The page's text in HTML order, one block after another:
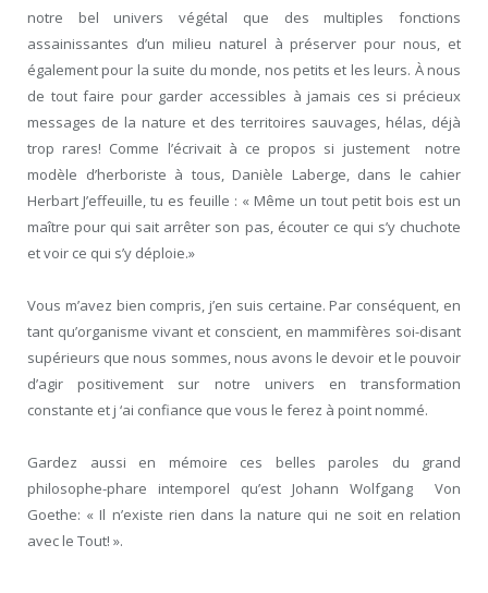
notre bel univers végétal que des multiples fonctions
assainissantes d’un milieu naturel à préserver pour nous, et
également pour la suite du monde, nos petits et les leurs. À nous
de tout faire pour garder accessibles à jamais ces si précieux
messages de la nature et des territoires sauvages, hélas, déjà
trop rares! Comme l’écrivait à ce propos si justement notre
modèle d’herboriste à tous, Danièle Laberge, dans le cahier
Herbart J’effeuille, tu es feuille : « Même un tout petit bois est un
maître pour qui sait arrêter son pas, écouter ce qui s’y chuchote
et voir ce qui s’y déploie.»
Vous m’avez bien compris, j’en suis certaine. Par conséquent, en
tant qu’organisme vivant et conscient, en mammifères soi-disant
supérieurs que nous sommes, nous avons le devoir et le pouvoir
d’agir positivement sur notre univers en transformation
constante et j ‘ai confiance que vous le ferez à point nommé.
Gardez aussi en mémoire ces belles paroles du grand
philosophe-phare intemporel qu’est Johann Wolfgang Von
Goethe: « Il n’existe rien dans la nature qui ne soit en relation
avec le Tout! ».